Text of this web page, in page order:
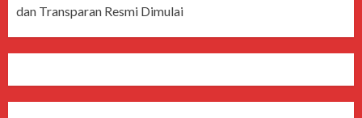
dan Transparan Resmi Dimulai